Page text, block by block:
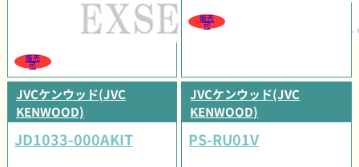
販売
可
販売
可
JVCケンウッド(JVC
KENWOOD)
JD1033-000AKIT
JVCケンウッド(JVC
KENWOOD)
PS-RU01V